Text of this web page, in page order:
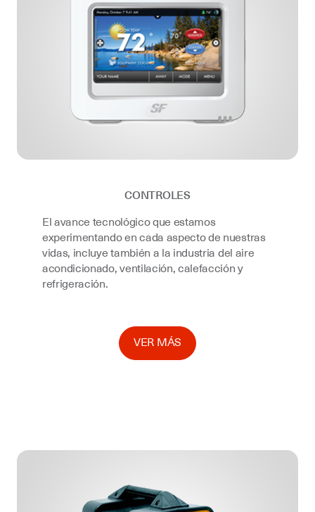
CONTROLES
El avance tecnológico que estamos
experimentando en cada aspecto de nuestras
vidas, incluye también a la industria del aire
acondicionado, ventilación, calefacción y
refrigeración.
VER MÁS